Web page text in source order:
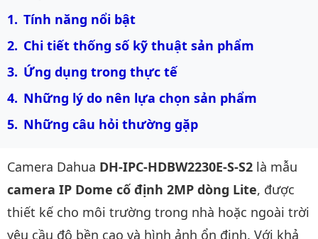
Tính năng nổi bật
Chi tiết thống số kỹ thuật sản phẩm
Ứng dụng trong thực tế
Những lý do nên lựa chọn sản phẩm
Những câu hỏi thường gặp
Camera Dahua DH-IPC-HDBW2230E-S-S2 là mẫu
camera IP Dome cố định 2MP dòng Lite, được
thiết kế cho môi trường trong nhà hoặc ngoài trời
yêu cầu độ bền cao và hình ảnh ổn định. Với khả